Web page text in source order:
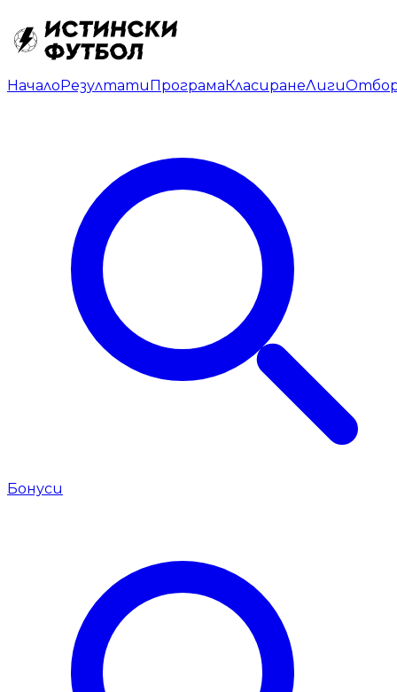
НачалоРезултатиПрограмаКласиранеЛиги
Бонуси